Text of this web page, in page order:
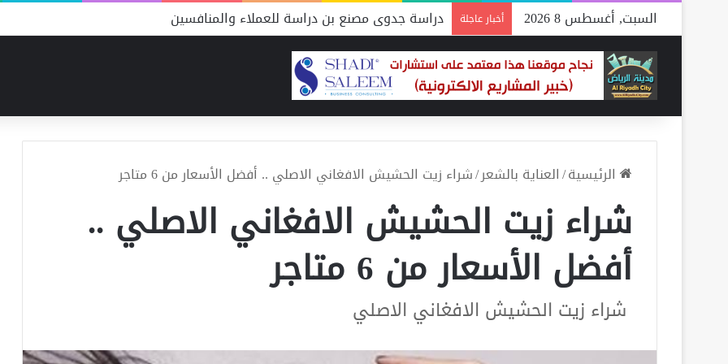
السبت, أغسطس 8 2026 أخبار عاجلة دراسة جدوى مصنع بن دراسة للعملاء والمنافسين
الرئيسية/العناية بالشعر/شراء زيت الحشيش الافغاني الاصلي .. أفضل الأسعار من 6 متاجر
شراء زيت الحشيش الافغاني الاصلي ..
أفضل الأسعار من 6 متاجر
شراء زيت الحشيش الافغاني الاصلي